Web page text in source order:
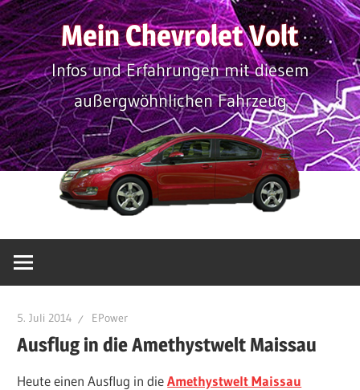
Zum
Inhalt
springen
Mein Chevrolet Volt
Infos und Erfahrungen mit diesem
außergwöhnlichen Fahrzeug
5. Juli 2014 EPower
Ausflug in die Amethystwelt Maissau
Heute einen Ausflug in dieAmethystwelt Maissau